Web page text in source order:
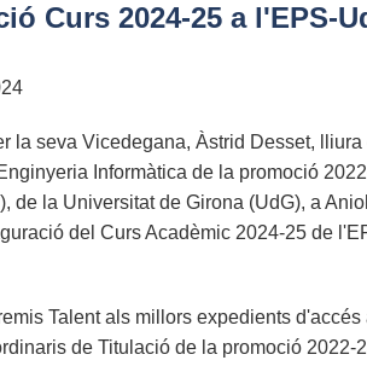
Curs 2024-25 a l'EPS-
la seva Vicedegana, Àstrid Desset, lliura
Informàtica de la promoció
de la Universitat de Girona (UdG), a
del Curs Acadèmic 2024-25 de
Talent als millors expedients d'accés
de Titulació de la promoció 2022-